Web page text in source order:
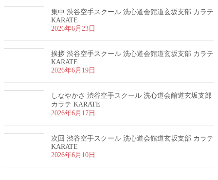
集中 渋谷空手スクール 洗心道会館道玄坂支部 カラテ
KARATE
2026年6月23日
挨拶 渋谷空手スクール 洗心道会館道玄坂支部 カラテ
KARATE
2026年6月19日
しなやかさ 渋谷空手スクール 洗心道会館道玄坂支部
カラテ KARATE
2026年6月17日
次回 渋谷空手スクール 洗心道会館道玄坂支部 カラテ
KARATE
2026年6月10日